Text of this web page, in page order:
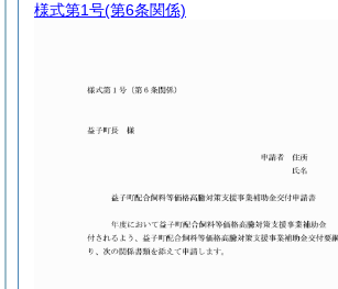
様式第1号(第6条関係)